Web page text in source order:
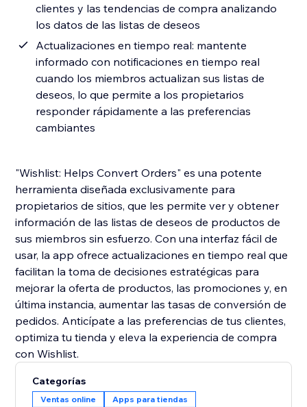
clientes y las tendencias de compra analizando
los datos de las listas de deseos
Actualizaciones en tiempo real: mantente
informado con notificaciones en tiempo real
cuando los miembros actualizan sus listas de
deseos, lo que permite a los propietarios
responder rápidamente a las preferencias
cambiantes
"Wishlist: Helps Convert Orders" es una potente
herramienta diseñada exclusivamente para
propietarios de sitios, que les permite ver y obtener
información de las listas de deseos de productos de
sus miembros sin esfuerzo. Con una interfaz fácil de
usar, la app ofrece actualizaciones en tiempo real que
facilitan la toma de decisiones estratégicas para
mejorar la oferta de productos, las promociones y, en
última instancia, aumentar las tasas de conversión de
pedidos. Anticípate a las preferencias de tus clientes,
optimiza tu tienda y eleva la experiencia de compra
con Wishlist.
Categorías
Ventas online Apps para tiendas